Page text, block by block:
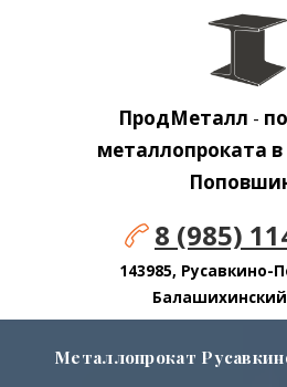
ПродМеталл -
металлопроката в
8 (985)
143985,
Металлопрокат